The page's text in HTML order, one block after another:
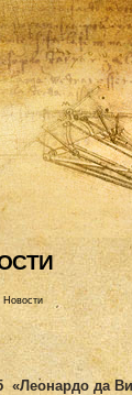
Новости
«Леонардо да